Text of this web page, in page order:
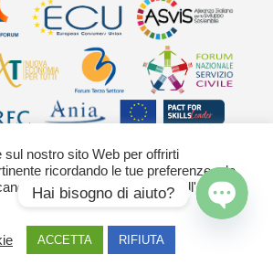
Via Palestro 11 00185 Roma - tel 06
Ufficio stampa tel: 06
-Cookies Policy
sul nostro sito Web per offrirti
ricordando le tue preferenze e le
su "Accetta" acconsenti all'uso di
ACCETTA RIFIUTA
Hai bisogno di aiuto?